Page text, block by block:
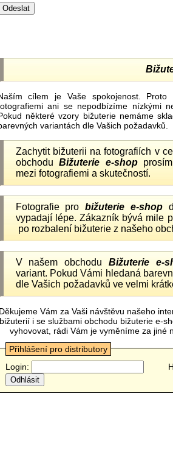
cílem je Vaše spokojenost.
ani se nepodbízíme nízkými
některé vzory bižuterie nemáme
variantách dle Vašich požadavků.
Zachytit bižuterii na fotografiích v
obchoduBižuterie e-shopprosím
mezi fotografiemi a skutečností.
Fotografie probižuterie e-shop
vypadají lépe. Zákazník bývá mile
po rozbalení bižuterie z našeho
V našem obchoduBižuterie e-
variant. Pokud Vámi hledaná
dle Vašich požadavků ve velmi
Děkujeme Vám za Vaši návštěvu našeho
bižuterií i se službami obchodu bižuterie e-
vyhovovat, rádi Vám je vyměníme za jiné
Přihlášení pro distributory
Login: